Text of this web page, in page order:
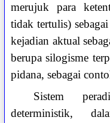
merujuk para
tidak tertulis)
kejadian aktual
berupa silogisme
pidana, sebagai
Sistem
deterministik,